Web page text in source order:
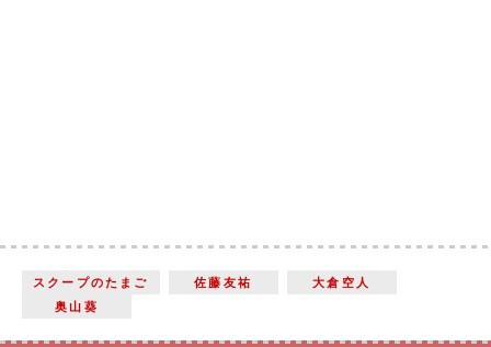
スクープのたまご 佐藤友祐
大倉空人
奥山葵